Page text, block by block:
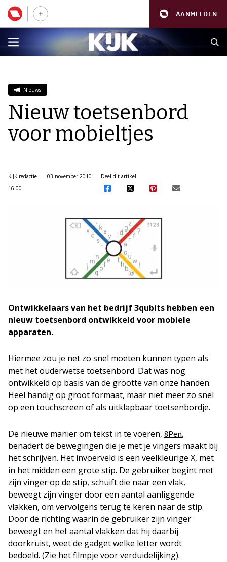
AANMELDEN
Nieuws
Nieuw toetsenbord
voor mobieltjes
KIJK-redactie
03 november 2010
16:00
Deel dit artikel:
Ontwikkelaars van het bedrijf 3qubits hebben een
nieuw toetsenbord ontwikkeld voor mobiele
apparaten.
Hiermee zou je net zo snel moeten kunnen typen als
met het ouderwetse toetsenbord. Dat was nog
ontwikkeld op basis van de grootte van onze handen.
Heel handig op groot formaat, maar niet meer zo snel
op een touchscreen of als uitklapbaar toetsenbordje.
De nieuwe manier om tekst in te voeren, 8Pen,
benadert de bewegingen die je met je vingers maakt bij
het schrijven. Het invoerveld is een veelkleurige X, met
in het midden een grote stip. De gebruiker begint met
zijn vinger op de stip, schuift die naar een vlak,
beweegt zijn vinger door een aantal aanliggende
vlakken, om vervolgens terug te keren naar de stip.
Door de richting waarin de gebruiker zijn vinger
beweegt en het aantal vlakken dat hij daarbij
doorkruist, weet de gadget welke letter wordt
bedoeld. (Zie het filmpje voor verduidelijking).